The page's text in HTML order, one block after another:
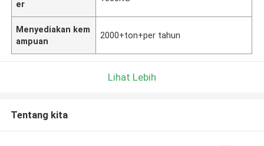
er
Menyediakan kem
ampuan
2000+ton+per tahun
Lihat Lebih
Tentang kita